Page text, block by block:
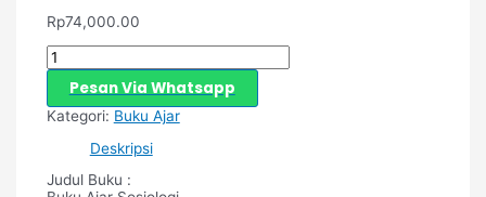
Rp74,000.00
Pesan Via Whatsapp
Kategori: Buku Ajar
Deskripsi
Judul Buku :